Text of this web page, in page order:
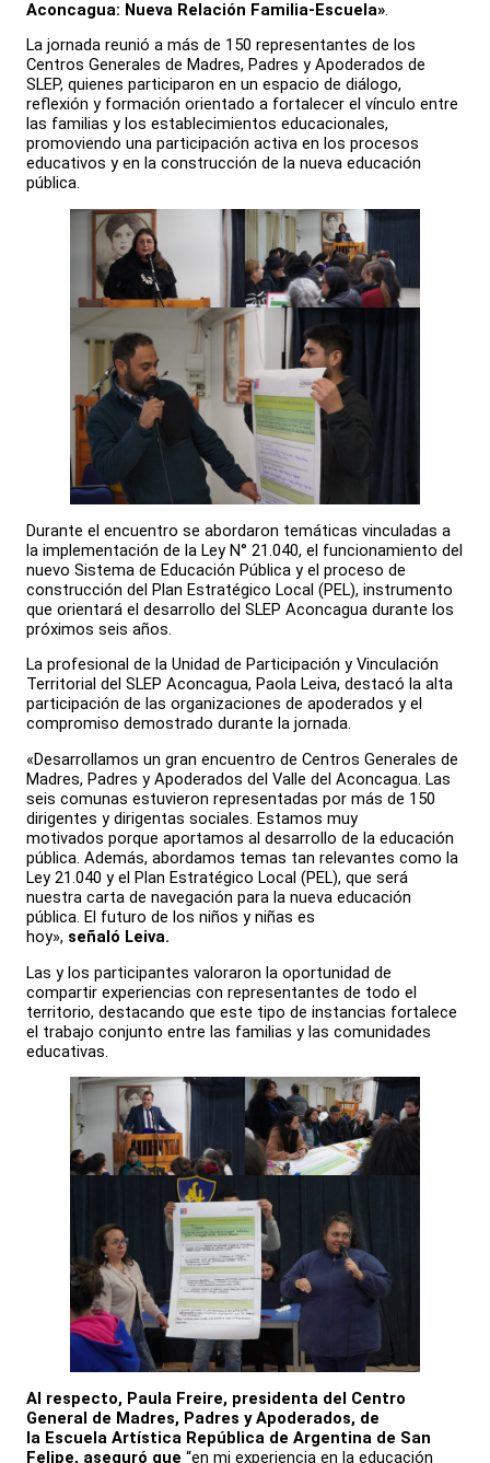
Aconcagua: Nueva Relación Familia-Escuela».
La jornada reunió a más de 150 representantes de los
Centros Generales de Madres, Padres y Apoderados de
SLEP, quienes participaron en un espacio de diálogo,
reflexión y formación orientado a fortalecer el vínculo entre
las familias y los establecimientos educacionales,
promoviendo una participación activa en los procesos
educativos y en la construcción de la nueva educación
pública.
Durante el encuentro se abordaron temáticas vinculadas a
la implementación de la Ley N° 21.040, el funcionamiento del
nuevo Sistema de Educación Pública y el proceso de
construcción del Plan Estratégico Local (PEL), instrumento
que orientará el desarrollo del SLEP Aconcagua durante los
próximos seis años.
La profesional de la Unidad de Participación y Vinculación
Territorial del SLEP Aconcagua, Paola Leiva, destacó la alta
participación de las organizaciones de apoderados y el
compromiso demostrado durante la jornada.
«Desarrollamos un gran encuentro de Centros Generales de
Madres, Padres y Apoderados del Valle del Aconcagua. Las
seis comunas estuvieron representadas por más de 150
dirigentes y dirigentas sociales. Estamos muy
motivados porque aportamos al desarrollo de la educación
pública. Además, abordamos temas tan relevantes como la
Ley 21.040 y el Plan Estratégico Local (PEL), que será
nuestra carta de navegación para la nueva educación
pública. El futuro de los niños y niñas es
hoy», señaló Leiva.
Las y los participantes valoraron la oportunidad de
compartir experiencias con representantes de todo el
territorio, destacando que este tipo de instancias fortalece
el trabajo conjunto entre las familias y las comunidades
educativas.
Al respecto, Paula Freire, presidenta del Centro
General de Madres, Padres y Apoderados, de
la Escuela Artística República de Argentina de San
Felipe, aseguró que “en mi experiencia en la educación